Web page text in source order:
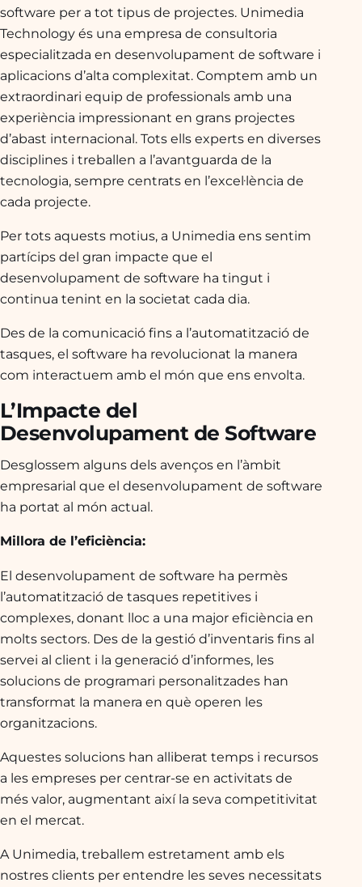
software per a tot tipus de projectes. Unimedia
Technology és una empresa de consultoria
especialitzada en desenvolupament de software i
aplicacions d’alta complexitat. Comptem amb un
extraordinari equip de professionals amb una
experiència impressionant en grans projectes
d’abast internacional. Tots ells experts en diverses
disciplines i treballen a l’avantguarda de la
tecnologia, sempre centrats en l’excel·lència de
cada projecte.
Per tots aquests motius, a Unimedia ens sentim
partícips del gran impacte que el
desenvolupament de software ha tingut i
continua tenint en la societat cada dia.
Des de la comunicació fins a l’automatització de
tasques, el software ha revolucionat la manera
com interactuem amb el món que ens envolta.
L’Impacte del
Desenvolupament de Software
Desglossem alguns dels avenços en l’àmbit
empresarial que el desenvolupament de software
ha portat al món actual.
Millora de l’eficiència:
El desenvolupament de software ha permès
l’automatització de tasques repetitives i
complexes, donant lloc a una major eficiència en
molts sectors. Des de la gestió d’inventaris fins al
servei al client i la generació d’informes, les
solucions de programari personalitzades han
transformat la manera en què operen les
organitzacions.
Aquestes solucions han alliberat temps i recursos
a les empreses per centrar-se en activitats de
més valor, augmentant així la seva competitivitat
en el mercat.
A Unimedia, treballem estretament amb els
nostres clients per entendre les seves necessitats